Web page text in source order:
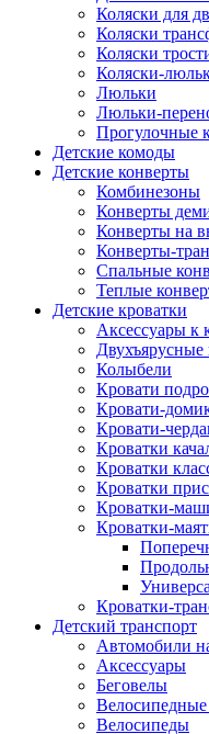
Коляски для
Коляски
Коляски
Коляски-
Люльки
Люльки-
Прогулочные
Детские комоды
Детские конверты
Комбинезоны
Конверты
Конверты на
Конверты-
Спальные
Теплые
Детские кроватки
Аксессуары к
Двухъярусные
Колыбели
Кровати
Кровати-
Кровати-
Кроватки
Кроватки
Кроватки
Кроватки-
Кроватки-
Кроватки-
Детский транспорт
Автомобили
Аксессуары
Беговелы
Велосипедные
Велосипеды